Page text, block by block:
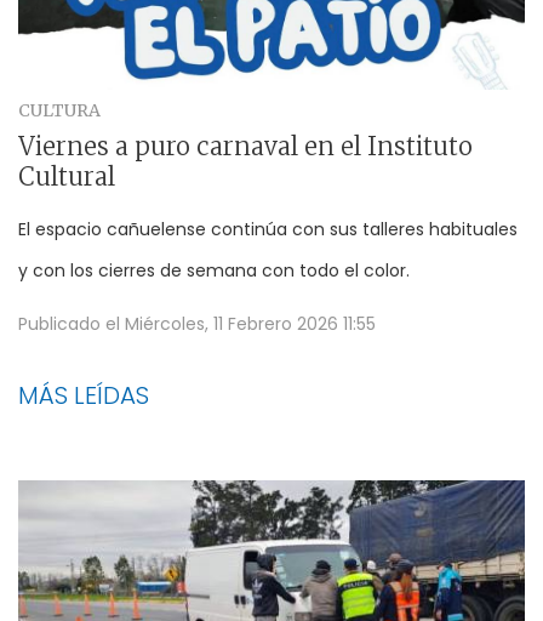
CULTURA
Viernes a puro carnaval en el Instituto
Cultural
El espacio cañuelense continúa con sus talleres habituales
y con los cierres de semana con todo el color.
Publicado el Miércoles, 11 Febrero 2026 11:55
MÁS LEÍDAS